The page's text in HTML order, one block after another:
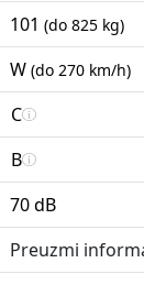
101 (do 825 kg)
W (do 270 km/h)
C
B
70 dB
Preuzmi